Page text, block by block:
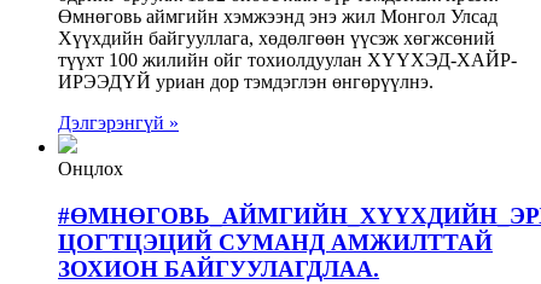
Өмнөговь аймгийн хэмжээнд энэ жил Монгол Улсад
Хүүхдийн байгууллага, хөдөлгөөн үүсэж хөгжсөний
түүхт 100 жилийн ойг тохиолдуулан ХҮҮХЭД-ХАЙР-
ИРЭЭДҮЙ уриан дор тэмдэглэн өнгөрүүлнэ.
Дэлгэрэнгүй »
Онцлох
ЦОГТЦЭЦИЙ СУМАНД АМЖИЛТТАЙ
ЗОХИОН БАЙГУУЛАГДЛАА.